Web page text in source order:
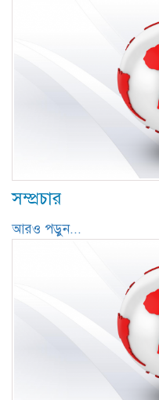
সম্প্রচার
আরও পড়ুন...